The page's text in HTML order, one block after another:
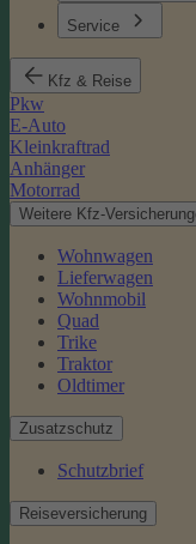
Service
Kfz & Reise
Pkw
E-Auto
Kleinkraftrad
Anhänger
Motorrad
Weitere Kfz-
Wohnwagen
Lieferwagen
Wohnmobil
Quad
Trike
Traktor
Oldtimer
Zusatzschutz
Schutzbrief
Reiseversicherung